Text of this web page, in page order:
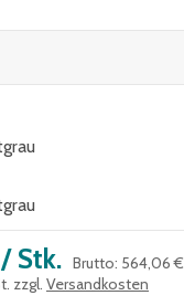
/ Stk. Brutto: 564,06 €
zzgl. Versandkosten